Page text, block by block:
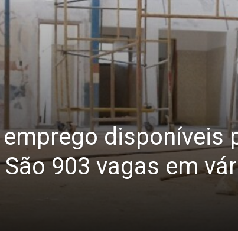
disponíveis
903 vagas em